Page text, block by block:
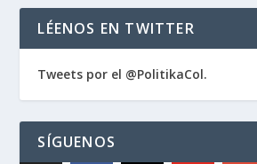
LÉENOS EN TWITTER
Tweets por el @PolitikaCol.
SÍGUENOS